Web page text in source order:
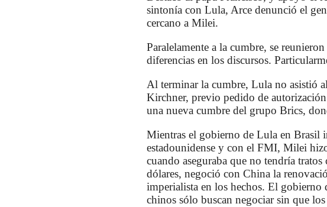
sintonía con Lula, Arce denunció el
cercano a Milei.
Paralelamente a la cumbre, se
diferencias en los discursos.
Al terminar la cumbre, Lula no asistió
Kirchner, previo pedido de
una nueva cumbre del grupo Brics,
Mientras el gobierno de Lula en Brasil
estadounidense y con el FMI, Milei
cuando aseguraba que no tendría
dólares, negoció con China la
imperialista en los hechos. El gobierno
chinos sólo buscan negociar sin que los